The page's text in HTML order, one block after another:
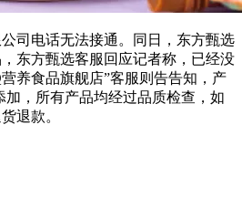
司电话无法接通。同日，东方甄选
东方甄选客服回应记者称，已经没
养食品旗舰店”客服则告告知，产
加，所有产品均经过品质检查，如
退款。